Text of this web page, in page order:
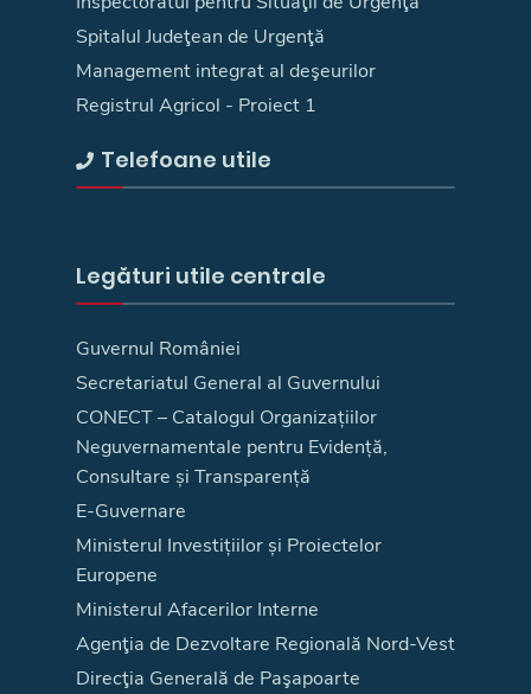
Spitalul Judeţean de Urgenţă
Management integrat al deşeurilor
Registrul Agricol - Proiect 1
Telefoane utile
Legături utile centrale
Guvernul României
Secretariatul General al Guvernului
CONECT – Catalogul Organizațiilor
Neguvernamentale pentru Evidență,
Consultare și Transparență
E-Guvernare
Ministerul Investițiilor și Proiectelor
Europene
Ministerul Afacerilor Interne
Agenţia de Dezvoltare Regională Nord-Vest
Direcţia Generală de Paşapoarte